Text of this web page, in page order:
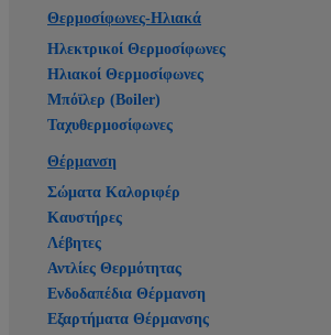
Θερμοσίφωνες-Ηλιακά
Ηλεκτρικοί Θερμοσίφωνες
Ηλιακοί Θερμοσίφωνες
Μπόϊλερ (Boiler)
Ταχυθερμοσίφωνες
Θέρμανση
Σώματα Καλοριφέρ
Καυστήρες
Λέβητες
Αντλίες Θερμότητας
Ενδοδαπέδια Θέρμανση
Εξαρτήματα Θέρμανσης